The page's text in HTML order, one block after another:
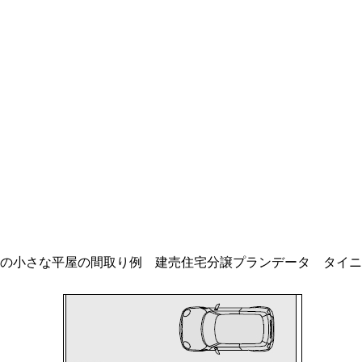
の小さな平屋の間取り例 建売住宅分譲プランデータ タイニ